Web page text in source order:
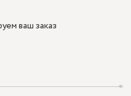
ваш заказ